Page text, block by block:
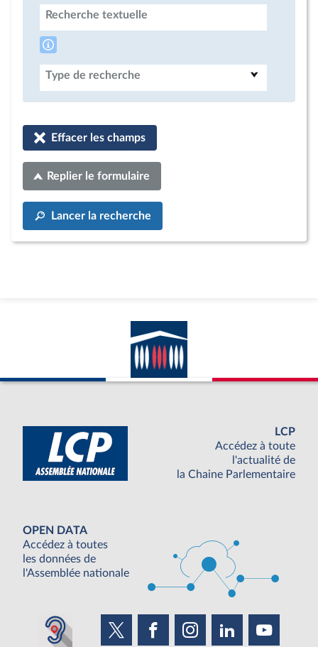
Recherche textuelle
Type de recherche
Effacer les champs
Replier le formulaire
Lancer la recherche
LCP
Accédez à toute
l'actualité de
la Chaine Parlementaire
OPEN DATA
Accédez à toutes
les données de
l'Assemblée nationale